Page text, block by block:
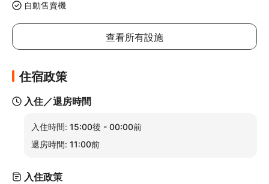
自動售賣機
查看所有設施
住宿政策
入住／退房時間
入住時間: 15:00後 - 00:00前
退房時間: 11:00前
入住政策